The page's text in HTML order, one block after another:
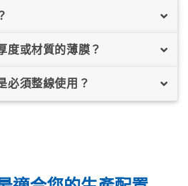
度或材質的薄膜？
必須整線使用？